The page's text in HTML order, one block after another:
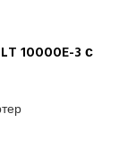
10000E-3 с